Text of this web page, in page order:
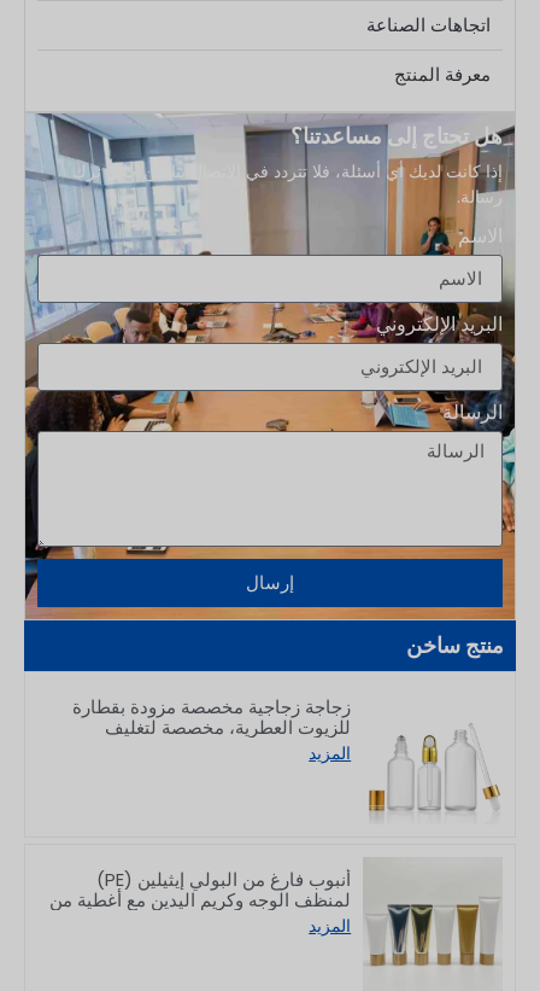
اتجاهات الصناعة
معرفة المنتج
هل تحتاج إلى مساعدتنا؟
إذا كانت لديك أي أسئلة، فلا تتردد في الاتصال بنا من خلال ترك
رسالة.
الاسم
البريد الإلكتروني
الرسالة
إرسال
منتج ساخن
زجاجة زجاجية مخصصة مزودة بقطارة
للزيوت العطرية، مخصصة لتغليف
منتجات العناية بالبشرة، سعة 5–100 مل
المزيد
أنبوب فارغ من البولي إيثيلين (PE)
لمنظف الوجه وكريم اليدين مع أغطية من
الخيزران، سعة 50/80/100/150 غرام
المزيد